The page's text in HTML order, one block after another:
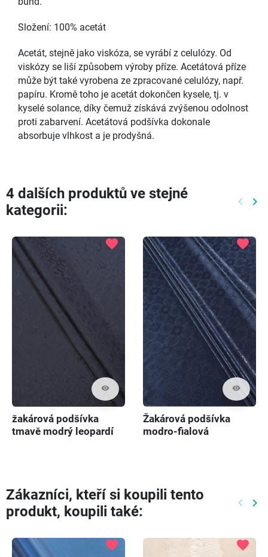
Složení: 100% acetát
Acetát, stejně jako viskóza, se vyrábí z celulózy. Od
viskózy se liší způsobem výroby příze. Acetátová příze
může být také vyrobena ze zpracované celulózy, např.
papíru. Kromě toho je acetát dokončen kysele, tj. v
kyselé solance, díky čemuž získává zvýšenou odolnost
proti zabarvení. Acetátová podšívka dokonale
absorbuje vlhkost a je prodyšná.
4 dalších produktů ve stejné
kategorii:
keyboard_arrow_left keyboard_arrow_right
visibility
favorite
žakárová podšívka
tmavě modrý leopardí
visibility
favorite
Žakárová podšívka
modro-fialová
Zákazníci, kteří si koupili tento
produkt, koupili také:
keyboard_arrow_left keyboard_arrow_right
favorite favorite